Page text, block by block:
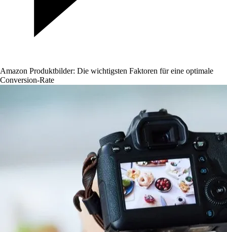
Amazon Produktbilder: Die wichtigsten Faktoren für eine optimale
Conversion-Rate